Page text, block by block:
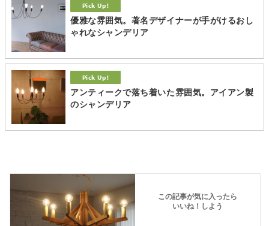
優雅な雰囲気。著名デザイナーが手がけるおし
ゃれなシャンデリア
アンティークで落ち着いた雰囲気。アイアン製
のシャンデリア
この記事が気に入ったら
いいね！しよう